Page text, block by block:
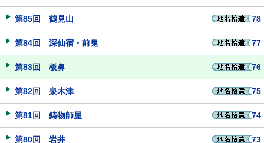
第85回 鶴見山 78
第84回 深仙宿・前鬼 77
第83回 板鼻 76
第82回 泉木津 75
第81回 鋳物師屋 74
第80回 岩井 73